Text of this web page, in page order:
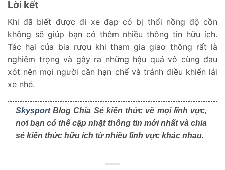
Lời kết
Khi đã biết được đi xe đạp có bị thổi nồng độ cồn
không sẽ giúp bạn có thêm nhiều thông tin hữu ích.
Tác hại của bia rượu khi tham gia giao thông rất là
nghiêm trọng và gây ra những hậu quả vô cùng đau
xót nên mọi người cần hạn chế và tránh điều khiển lái
xe nhé.
SkysportBlog Chia Sẻ kiến thức về mọi lĩnh vực,
nơi bạn có thể cập nhật thông tin mới nhất và chia
sẻ kiến thức hữu ích từ nhiều lĩnh vực khác nhau.